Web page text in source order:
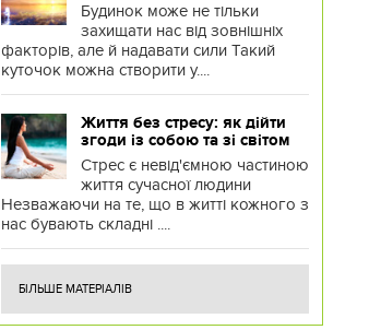
Будинок може не тільки
захищати нас від зовнішніх
факторів, але й надавати сили Такий
куточок можна створити у....
Життя без стресу: як дійти
згоди із собою та зі світом
Стрес є невід'ємною частиною
життя сучасної людини
Незважаючи на те, що в житті кожного з
нас бувають складні ....
БІЛЬШЕ МАТЕРІАЛІВ